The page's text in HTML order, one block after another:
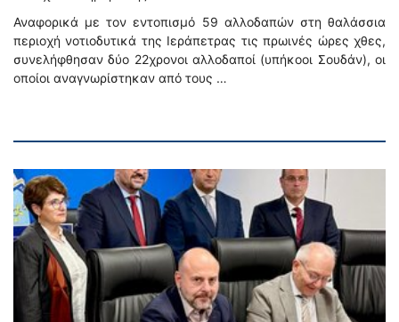
Αναφορικά με τον εντοπισμό 59 αλλοδαπών στη θαλάσσια
περιοχή νοτιοδυτικά της Ιεράπετρας τις πρωινές ώρες χθες,
συνελήφθησαν δύο 22χρονοι αλλοδαποί (υπήκοοι Σουδάν), οι
οποίοι αναγνωρίστηκαν από τους …